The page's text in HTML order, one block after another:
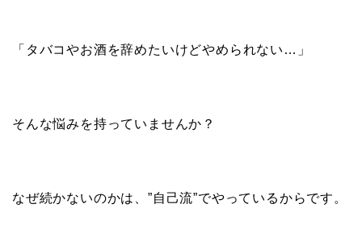
「タバコやお酒を辞めたいけどやめられない…」
そんな悩みを持っていませんか？
なぜ続かないのかは、”自己流”でやっているからです。